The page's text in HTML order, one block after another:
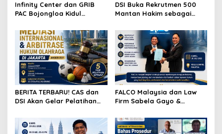
Infinity Center dan GRIB
PAC Bojongloa Kidul
Wujudkan Lingkungan
Tanpa Riba
DSI Buka Rekrutmen 500
Mantan Hakim sebagai
Penyelesaian Sengketa di
Indonesia
BERITA TERBARU! CAS dan
DSI Akan Gelar Pelatihan
Arbitrase Hukum Olahraga
di Jakarta
FALCO Malaysia dan Law
Firm Sabela Gayo &
Sama melalui Nota
Kesepahaman